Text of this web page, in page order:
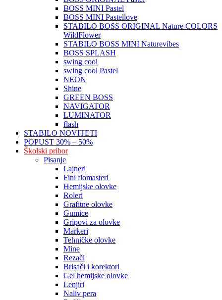
BOSS MINI Pastel
BOSS MINI Pastellove
STABILO BOSS ORIGINAL Nature COLORS
WildFlower
STABILO BOSS MINI Naturevibes
BOSS SPLASH
swing cool
swing cool Pastel
NEON
Shine
GREEN BOSS
NAVIGATOR
LUMINATOR
flash
STABILO NOVITETI
POPUST 30% – 50%
Školski pribor
Pisanje
Lajneri
Fini flomasteri
Hemijske olovke
Roleri
Grafitne olovke
Gumice
Gripovi za olovke
Markeri
Tehničke olovke
Mine
Rezači
Brisači i korektori
Gel hemijske olovke
Lenjiri
Naliv pera